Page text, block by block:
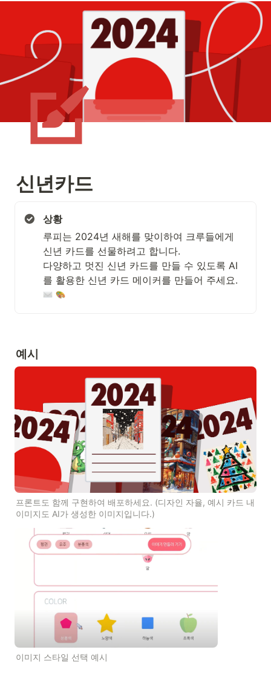
신년카드
상황
루피는 2024년 새해를 맞이하여 크루들에게
신년 카드를 선물하려고 합니다.
다양하고 멋진 신년 카드를 만들 수 있도록 AI
를 활용한 신년 카드 메이커를 만들어 주세요.
예시
프론트도 함께 구현하여 배포하세요. (디자인 자율, 예시 카드 내
이미지도 AI가 생성한 이미지입니다.)
이미지 스타일 선택 예시